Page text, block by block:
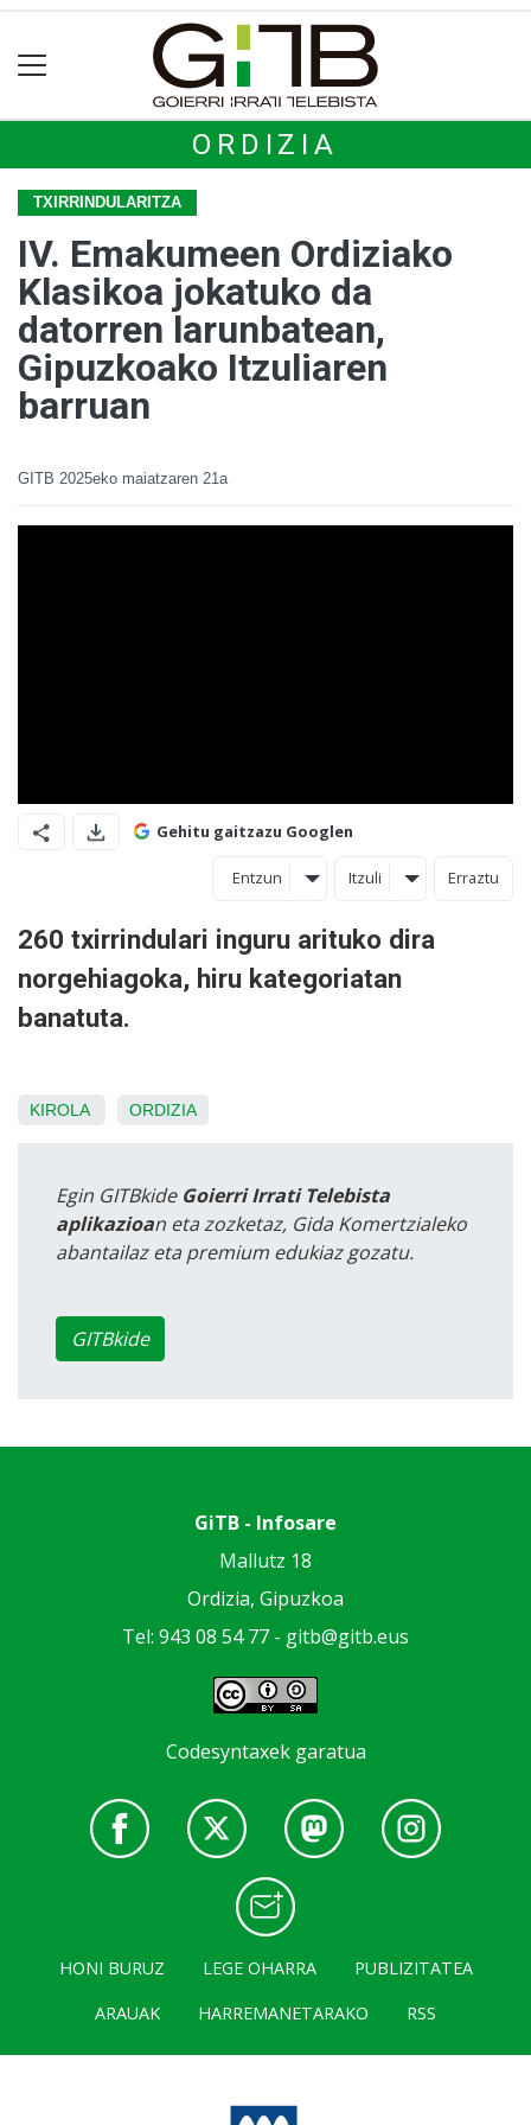
ORDIZIA
TXIRRINDULARITZA
IV. Emakumeen Ordiziako
Klasikoa jokatuko da
datorren larunbatean,
Gipuzkoako Itzuliaren
barruan
GITB 2025eko maiatzaren 21a
Gehitu gaitzazu Googlen
Entzun Itzuli Erraztu
260 txirrindulari inguru arituko dira
norgehiagoka, hiru kategoriatan
banatuta.
KIROLA ORDIZIA
Egin GITBkide Goierri Irrati Telebista
aplikazioan eta zozketaz, Gida Komertzialeko
abantailaz eta premium edukiaz gozatu.
GITBkide
GiTB - Infosare
Mallutz 18
Ordizia, Gipuzkoa
Tel: 943 08 54 77 - gitb@gitb.eus
Codesyntaxek garatua
HONI BURUZ LEGE OHARRA
PUBLIZITATEA
ARAUAK
HARREMANETARAKO RSS